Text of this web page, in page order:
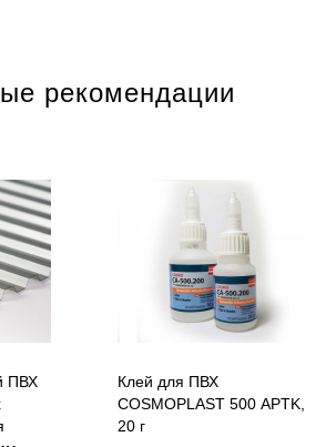
рекомендации
ПВХ
Клей для ПВХ
COSMOPLAST 500 APTK,
20 г